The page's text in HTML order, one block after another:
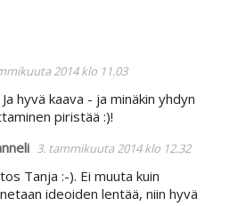
2014 klo 11.03
hyvä kaava - ja minäkin yhdyn
piristää :)!
3. tammikuuta 2014 klo 12.32
Tanja :-). Ei muuta kuin
ideoiden lentää, niin hyvä